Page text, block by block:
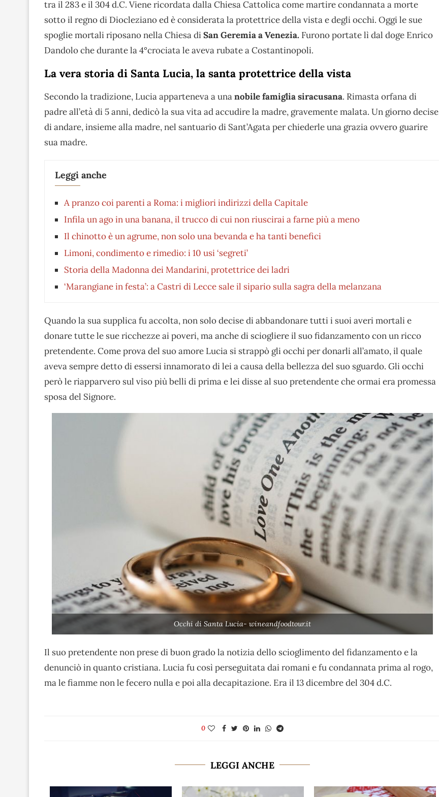
tra il 283 e il 304 d.C. Viene ricordata dalla Chiesa Cattolica come martire condannata a morte
sotto il regno di Diocleziano ed è considerata la protettrice della vista e degli occhi. Oggi le sue
spoglie mortali riposano nella Chiesa diSan Geremia a Venezia. Furono portate lì dal doge Enrico
Dandolo che durante la 4°crociata le aveva rubate a Costantinopoli.
La vera storia di Santa Lucia, la santa protettrice della vista
Secondo la tradizione, Lucia apparteneva a unanobile famiglia siracusana. Rimasta orfana di
padre all’età di 5 anni, dedicò la sua vita ad accudire la madre, gravemente malata. Un giorno decise
di andare, insieme alla madre, nel santuario di Sant’Agata per chiederle una grazia ovvero guarire
sua madre.
Leggi anche
A pranzo coi parenti a Roma: i migliori indirizzi della Capitale
Infila un ago in una banana, il trucco di cui non riuscirai a farne più a meno
Il chinotto è un agrume, non solo una bevanda e ha tanti benefici
Limoni, condimento e rimedio: i 10 usi ‘segreti’
Storia della Madonna dei Mandarini, protettrice dei ladri
‘Marangiane in festa’: a Castri di Lecce sale il sipario sulla sagra della melanzana
Quando la sua supplica fu accolta, non solo decise di abbandonare tutti i suoi averi mortali e
donare tutte le sue ricchezze ai poveri, ma anche di sciogliere il suo fidanzamento con un ricco
pretendente. Come prova del suo amore Lucia si strappò gli occhi per donarli all’amato, il quale
aveva sempre detto di essersi innamorato di lei a causa della bellezza del suo sguardo. Gli occhi
però le riapparvero sul viso più belli di prima e lei disse al suo pretendente che ormai era promessa
sposa del Signore.
Occhi di Santa Lucia- wineandfoodtour.it
Il suo pretendente non prese di buon grado la notizia dello scioglimento del fidanzamento e la
denunciò in quanto cristiana. Lucia fu così perseguitata dai romani e fu condannata prima al rogo,
ma le fiamme non le fecero nulla e poi alla decapitazione. Era il 13 dicembre del 304 d.C.
0
LEGGI ANCHE